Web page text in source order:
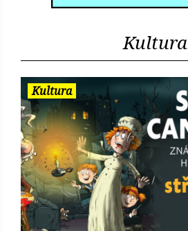
Kultura
Kultura